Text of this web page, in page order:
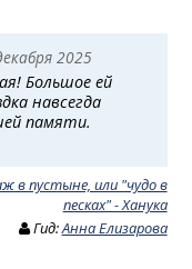
2025
Большое ей
навсегда
памяти.
в пустыне, или "чудо в
песках" - Ханука
Гид:Анна Елизарова